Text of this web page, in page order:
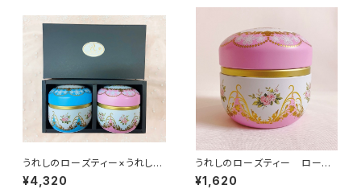
うれしのローズティー×うれしの
薔薇茶 ローズ缶ギフトセット
¥4,320
うれしのローズティー ローズ
缶（5P）
¥1,620